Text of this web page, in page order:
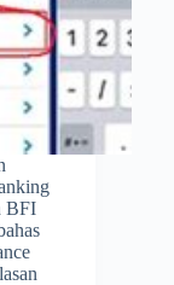
BFI